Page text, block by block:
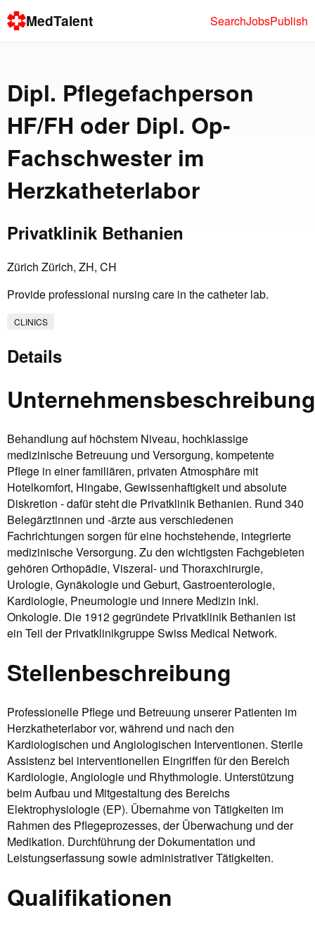
MedTalent SearchJobsPublish
Dipl. Pflegefachperson
HF/FH oder Dipl. Op-
Fachschwester im
Herzkatheterlabor
Privatklinik Bethanien
Zürich Zürich, ZH, CH
Provide professional nursing care in the catheter lab.
CLINICS
Details
Unternehmensbeschreibung
Behandlung auf höchstem Niveau, hochklassige
medizinische Betreuung und Versorgung, kompetente
Pflege in einer familiären, privaten Atmosphäre mit
Hotelkomfort, Hingabe, Gewissenhaftigkeit und absolute
Diskretion - dafür steht die Privatklinik Bethanien. Rund 340
Belegärztinnen und -ärzte aus verschiedenen
Fachrichtungen sorgen für eine hochstehende, integrierte
medizinische Versorgung. Zu den wichtigsten Fachgebieten
gehören Orthopädie, Viszeral- und Thoraxchirurgie,
Urologie, Gynäkologie und Geburt, Gastroenterologie,
Kardiologie, Pneumologie und innere Medizin inkl.
Onkologie. Die 1912 gegründete Privatklinik Bethanien ist
ein Teil der Privatklinikgruppe Swiss Medical Network.
Stellenbeschreibung
Professionelle Pflege und Betreuung unserer Patienten im
Herzkatheterlabor vor, während und nach den
Kardiologischen und Angiologischen Interventionen. Sterile
Assistenz bei interventionellen Eingriffen für den Bereich
Kardiologie, Angiologie und Rhythmologie. Unterstützung
beim Aufbau und Mitgestaltung des Bereichs
Elektrophysiologie (EP). Übernahme von Tätigkeiten im
Rahmen des Pflegeprozesses, der Überwachung und der
Medikation. Durchführung der Dokumentation und
Leistungserfassung sowie administrativer Tätigkeiten.
Qualifikationen